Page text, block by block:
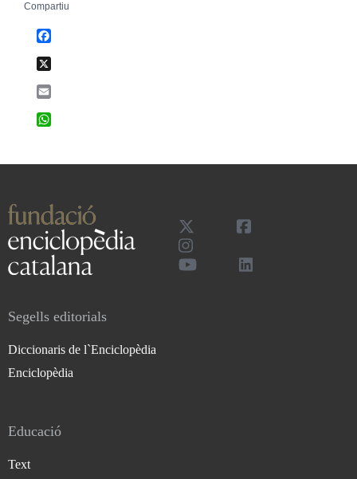
Compartiu
Segells editorials
Diccionaris de l`Enciclopèdia
Enciclopèdia
Educació
Text